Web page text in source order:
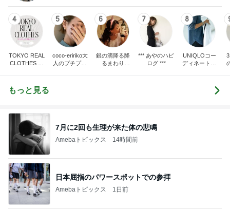
4
TOKYO REAL
CLOTHES 大
5
coco-eririko大
人のプチプラ
6
銀の滴降る降
るまわり
7
*** あやのハピ
ログ ***
8
UNIQLOコー
ディネート日
もっと見る
7月に2回も生理が来た体の悲鳴
Amebaトピックス 14時間前
日本屈指のパワースポットでの参拝
Amebaトピックス 1日前